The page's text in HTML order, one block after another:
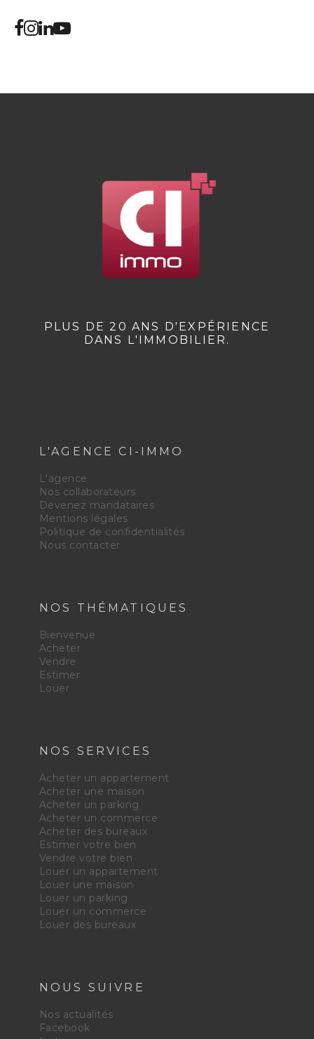
PLUS DE 20 ANS D'EXPÉRIENCE
DANS L'IMMOBILIER.
L'AGENCE CI-IMMO
L'agence
Nos collaborateurs
Devenez mandataires
Mentions légales
Politique de confidentialités
Nous contacter
NOS THÉMATIQUES
Bienvenue
Acheter
Vendre
Estimer
Louer
NOS SERVICES
Acheter un appartement
Acheter une maison
Acheter un parking
Acheter un commerce
Acheter des bureaux
Estimer votre bien
Vendre votre bien
Louer un appartement
Louer une maison
Louer un parking
Louer un commerce
Louer des bureaux
NOUS SUIVRE
Nos actualités
Facebook